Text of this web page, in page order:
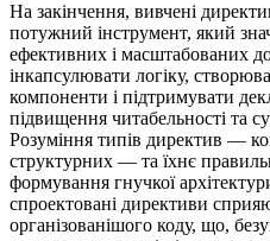
На закінчення, вивчені
потужний інструмент, який
ефективних і масштабованих
інкапсулювати логіку,
компоненти і підтримувати
підвищення читабельності та
Розуміння типів директив —
структурних — та їхнє
формування гнучкої
спроектовані директиви
організованішого коду, що,